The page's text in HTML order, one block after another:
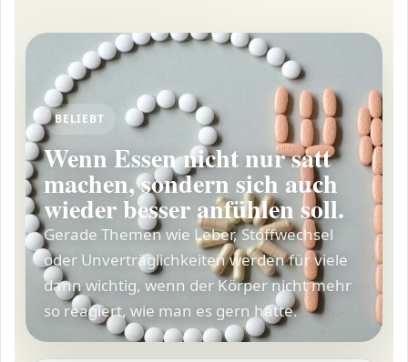
BELIEBT
Wenn Essen nicht nur satt
machen, sondern sich auch
wieder besser anfühlen soll.
Gerade Themen wie Leber, Stoffwechsel
oder Unverträglichkeiten werden für viele
dann wichtig, wenn der Körper nicht mehr
so reagiert, wie man es gern hätte.